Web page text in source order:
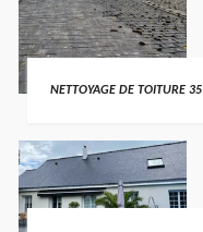
NETTOYAGE DE TOITURE 35